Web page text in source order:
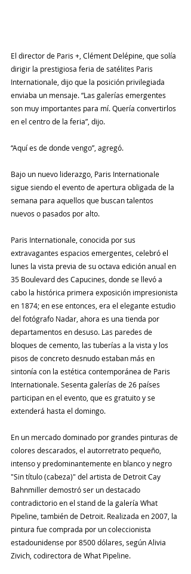
El director de Paris +, Clément Delépine, que solía
dirigir la prestigiosa feria de satélites Paris
Internationale, dijo que la posición privilegiada
enviaba un mensaje. “Las galerías emergentes
son muy importantes para mí. Quería convertirlos
en el centro de la feria”, dijo.
“Aquí es de donde vengo”, agregó.
Bajo un nuevo liderazgo, Paris Internationale
sigue siendo el evento de apertura obligada de la
semana para aquellos que buscan talentos
nuevos o pasados ​​por alto.
Paris Internationale, conocida por sus
extravagantes espacios emergentes, celebró el
lunes la vista previa de su octava edición anual en
35 Boulevard des Capucines, donde se llevó a
cabo la histórica primera exposición impresionista
en 1874; en ese entonces, era el elegante estudio
del fotógrafo Nadar, ahora es una tienda por
departamentos en desuso. Las paredes de
bloques de cemento, las tuberías a la vista y los
pisos de concreto desnudo estaban más en
sintonía con la estética contemporánea de Paris
Internationale. Sesenta galerías de 26 países
participan en el evento, que es gratuito y se
extenderá hasta el domingo.
En un mercado dominado por grandes pinturas de
colores descarados, el autorretrato pequeño,
intenso y predominantemente en blanco y negro
"Sin título (cabeza)" del artista de Detroit Cay
Bahnmiller demostró ser un destacado
contradictorio en el stand de la galería What
Pipeline, también de Detroit. Realizada en 2007, la
pintura fue comprada por un coleccionista
estadounidense por 8500 dólares, según Alivia
Zivich, codirectora de What Pipeline.